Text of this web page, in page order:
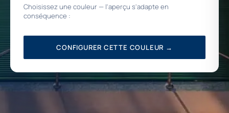
Choisissez une couleur — l'aperçu s'adapte en
conséquence :
CONFIGURER CETTE COULEUR →